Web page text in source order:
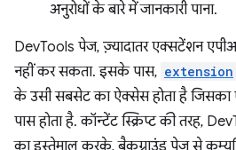
अनुरोधों के बारे में जानकारी पाना.
DevTools पेज, ज़्यादातर एक्सटेंशन
नहीं कर सकता. इसके पास, extension
के उसी सबसेट का ऐक्सेस होता है जिसका
पास होता है. कॉन्टेंट स्क्रिप्ट की तरह,